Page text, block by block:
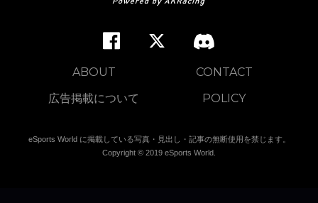
ABOUT
CONTACT
広告掲載について
POLICY
eSports World に掲載している写真・見出し・記事の無断使用を禁じます。
Copyright © 2019 eSports World.